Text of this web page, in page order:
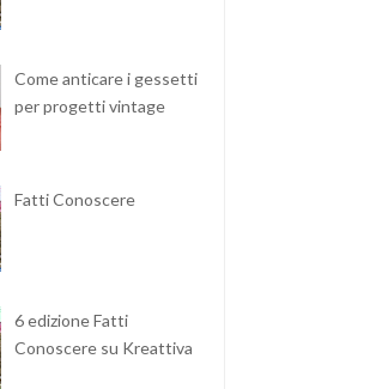
Come anticare i gessetti
per progetti vintage
Fatti Conoscere
6 edizione Fatti
Conoscere su Kreattiva